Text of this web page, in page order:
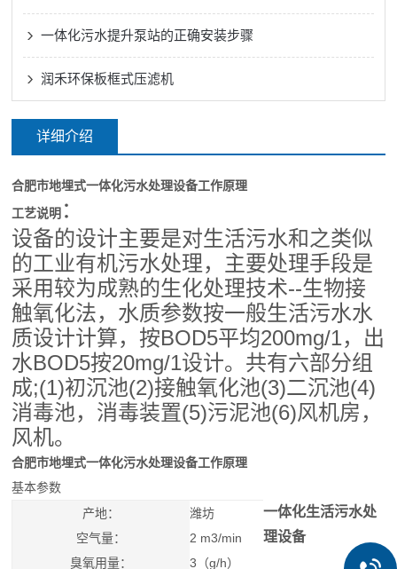
一体化污水提升泵站的正确安装步骤
润禾环保板框式压滤机
详细介绍
合肥市地埋式一体化污水处理设备工作原理
工艺说明 ：
设备的设计主要是对生活污水和之类似
的工业有机污水处理，主要处理手段是
采用较为成熟的生化处理技术--生物接
触氧化法，水质参数按一般生活污水水
质设计计算，按BOD5平均200mg/1，出
水BOD5按20mg/1设计。共有六部分组
成;(1)初沉池(2)接触氧化池(3)二沉池(4)
消毒池，消毒装置(5)污泥池(6)风机房，
风机。
合肥市地埋式一体化污水处理设备工作原理
基本参数
产地：
潍坊
空气量：
2 m3/min
臭氧用量：
3（g/h）
一体化生活污水处
理设备